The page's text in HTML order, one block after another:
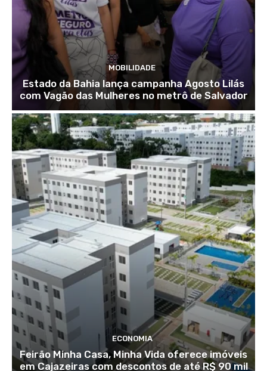
MOBILIDADE
Estado da Bahia lança campanha Agosto Lilás
com Vagão das Mulheres no metrô de Salvador
ECONOMIA
Feirão Minha Casa, Minha Vida oferece imóveis
em Cajazeiras com descontos de até R$ 90 mil